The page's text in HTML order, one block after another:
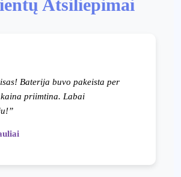
Atsiliepimai
Baterija buvo pakeista per
priimtina. Labai